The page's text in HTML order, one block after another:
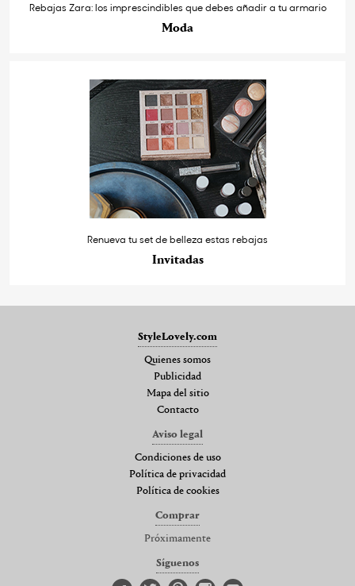
Rebajas Zara: los imprescindibles que debes añadir a tu armario
Moda
Renueva tu set de belleza estas rebajas
Invitadas
StyleLovely.com
Quienes somos
Publicidad
Mapa del sitio
Contacto
Aviso legal
Condiciones de uso
Política de privacidad
Política de cookies
Comprar
Próximamente
Síguenos